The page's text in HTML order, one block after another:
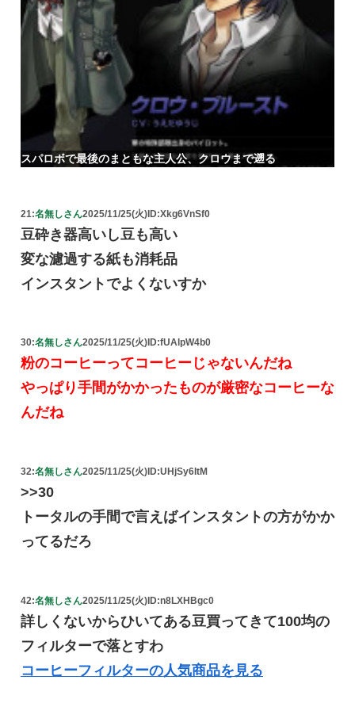
スパロボで最後のまともな主人公、クロウまで遡る
21:名無しさん2025/11/25(火)ID:Xkg6VnSf0
豆砕き器高いし豆も高い
変な濾過する紙も消耗品
インスタントでよくないすか
30:名無しさん2025/11/25(火) ID:fUAlpW4b0
粉のコーヒーってコーヒーじゃないんだね
やっぱり手間がかかったものが厳密なコーヒーな
んだね
32:名無しさん2025/11/25(火) ID:UHjSy6ItM
>>30
トータルの手間で言えばインスタントの方がかか
ってるだろ
42:名無しさん2025/11/25(火) ID:n8LXHBgc0
詳しくないからひいてある豆買ってきて100均の
フィルターで落とすわ
コーヒーフィルターの人気商品を見る